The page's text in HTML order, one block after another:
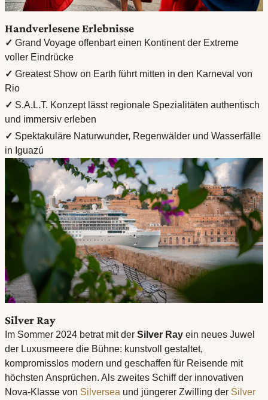
Handverlesene Erlebnisse
✓ Grand Voyage offenbart einen Kontinent der Extreme
voller Eindrücke
✓ Greatest Show on Earth führt mitten in den Karneval von
Rio
✓ S.A.L.T. Konzept lässt regionale Spezialitäten authentisch
und immersiv erleben
✓ Spektakuläre Naturwunder, Regenwälder und Wasserfälle
in Iguazú
Silver Ray
Im Sommer 2024 betrat mit der Silver Ray ein neues Juwel
der Luxusmeere die Bühne: kunstvoll gestaltet,
kompromisslos modern und geschaffen für Reisende mit
höchsten Ansprüchen. Als zweites Schiff der innovativen
Nova-Klasse von Silversea und jüngerer Zwilling der Silver